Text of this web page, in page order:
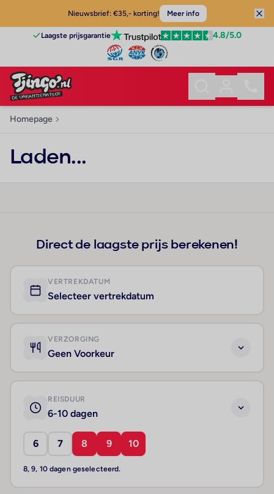
Nieuwsbrief: €35,- korting! Meer info
Laagste prijsgarantie 4.8/5.0
Homepage
Laden...
Direct de laagste prijs berekenen!
VERTREKDATUM
Selecteer vertrekdatum
VERZORGING
Geen Voorkeur
REISDUUR
6-10 dagen
6 7 8 9 10
8, 9, 10 dagen geselecteerd.